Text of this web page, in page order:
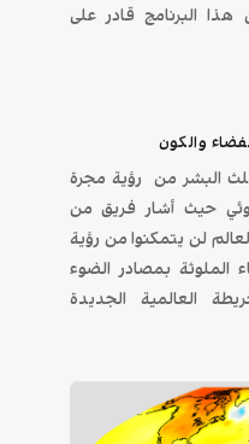
هذا البرنامج قادر على
والكون
البشر من رؤية مجرة
حيث أشار فريق من
لن يتمكنوا من رؤية
الملوثة بمصادر الضوء
العالمية الجديدة